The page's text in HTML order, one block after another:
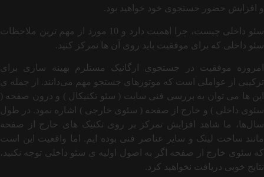
و افزایش حضور جستجوی خود خواهید بود.
سئو داخلی چیست، چرا اهمیت دارد و 10 مورد از مهم ترین ملاحظات
سئو داخلی که برای موفقیت باید روی آن ها تمرکز کنید.
امروزه موفقیت در جستجوی ارگانیک مستلزم بهینه‌ سازی برای
ترکیبی از عواملی است که موتورهای جستجو مهم می‌دانند. از جمله ی
این ها می توان به بررسی فنی سایت ( سئو تکنیکال ) و درون صفحه (
سئوی داخلی ) و خارج از صفحه ( سئوی خارجی ) اشاره نمود. در طول
سال‌ها، ما شاهد افزایش تمرکز بر روی تکنیک‌ های خارج از صفحه
مانند ساخت لینک و سایر عناصر فنی بوده‌ ایم. اما واقعیت این است
که سئوی خارج از صفحه اگر به اصول اولیه ی سئو داخلی توجه نکنید،
نتایج خوبی دریافت نخواهید کرد.